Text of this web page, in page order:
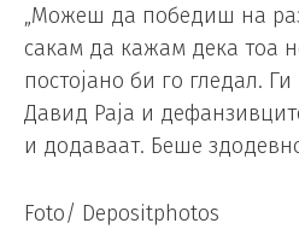
„Можеш да победиш на
сакам да кажам дека тоа
постојано би го гледал.
Давид Раја и
и додаваат. Беше
Foto/ Depositphotos